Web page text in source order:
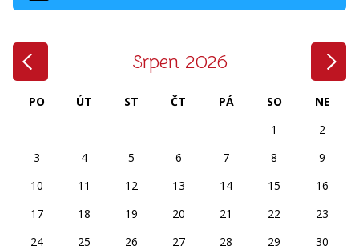
Srpen 2026
PO ÚT ST ČT PÁ SO
NE
1
2
3
4 5 6 7 8
9
10
11 12 13 14 15
16
17
18 19 20 21 22
23
24
25 26 27 28 29
30